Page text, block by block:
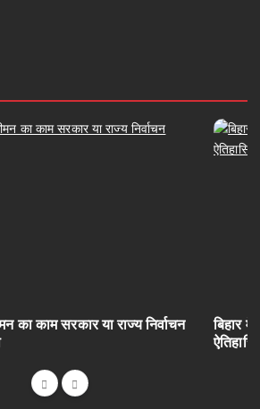
का काम सरकार या राज्य निर्वाचन
बिहार